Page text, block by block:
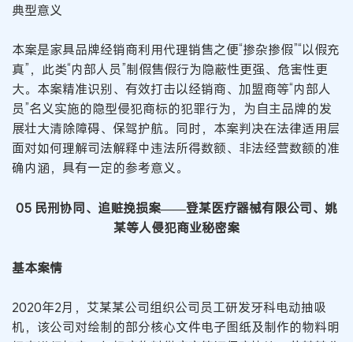
典型意义
本案是家具品牌经销商利用代理销售之便“掺杂掺假”“以假充
真”，此类“内部人员”制假售假行为隐蔽性更强、危害性更
大。本案精准识别、有效打击以经销商、加盟商等“内部人
员”名义实施的隐型侵犯商标的犯罪行为，为自主品牌的发
展壮大清除障碍、保驾护航。同时，本案判决在法律适用层
面对如何理解司法解释中违法所得数额、非法经营数额的准
确内涵，具有一定的参考意义。
05 民刑协同、追赃挽损案——登某医疗器械有限公司、姚
某等人侵犯商业秘密案
基本案情
2020年2月，艾某某公司组织公司员工研发牙科电动抽吸
机，该公司对绘制的部分核心文件电子图纸及制作的物料明